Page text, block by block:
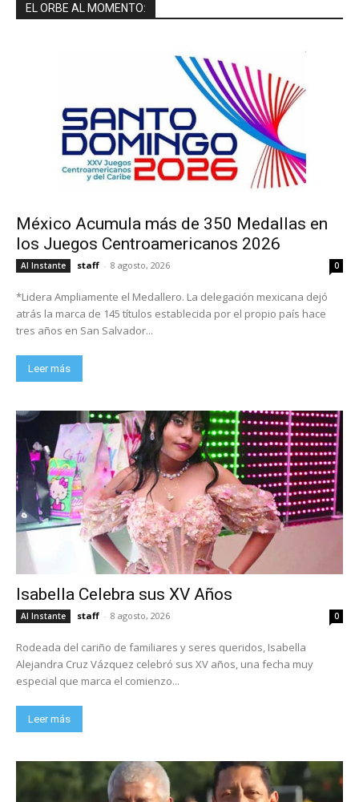
EL ORBE AL MOMENTO:
México Acumula más de 350 Medallas en
los Juegos Centroamericanos 2026
Al Instante staff - 8 agosto, 2026 0
*Lidera Ampliamente el Medallero. La delegación mexicana dejó
atrás la marca de 145 títulos establecida por el propio país hace
tres años en San Salvador...
Leer más
Isabella Celebra sus XV Años
Al Instante staff - 8 agosto, 2026 0
Rodeada del cariño de familiares y seres queridos, Isabella
Alejandra Cruz Vázquez celebró sus XV años, una fecha muy
especial que marca el comienzo...
Leer más